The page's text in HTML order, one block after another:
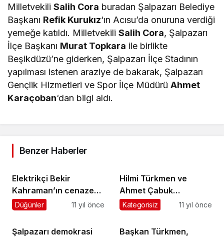
MilletvekiliSalih Cora buradan Şalpazarı Belediye
Başkanı Refik Kurukız‘ın Acısu’da onuruna verdiği
yemeğe katıldı. MilletvekiliSalih Cora, Şalpazarı
İlçe Başkanı Murat Topkara ile birlikte
Beşikdüzü’ne giderken, Şalpazarı İlçe Stadının
yapılması istenen araziye de bakarak, Şalpazarı
Gençlik Hizmetleri ve Spor İlçe MüdürüAhmet
Karaçoban‘dan bilgi aldı.
Benzer Haberler
Elektrikçi Bekir
Kahraman’ın cenazesi
toprağa verildi
Düğünler 11 yıl önce
Hilmi Türkmen ve
Ahmet Çabuk
Şalpazarı’nda
Kategorisiz 11 yıl önce
Şalpazarı demokrasi
Başkan Türkmen,